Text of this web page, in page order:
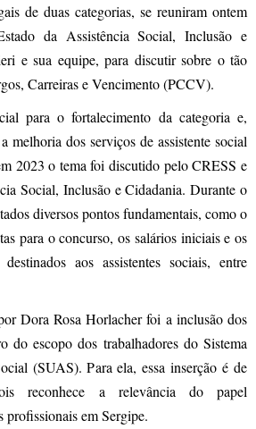
de duas categorias, se reuniram ontem
da Assistência Social, Inclusão e
e sua equipe, para discutir sobre o tão
Carreiras e Vencimento (PCCV).
para o fortalecimento da categoria e,
melhoria dos serviços de assistente social
2023 o tema foi discutido pelo CRESS e
Social, Inclusão e Cidadania. Durante o
diversos pontos fundamentais, como o
para o concurso, os salários iniciais e os
aos assistentes sociais, entre
Dora Rosa Horlacher foi a inclusão dos
do escopo dos trabalhadores do Sistema
(SUAS). Para ela, essa inserção é de
reconhece a relevância do papel
profissionais em Sergipe.